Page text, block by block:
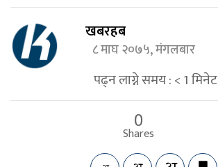
खबरहब
८ माघ २०७५, मंगलबार
पढ्न लाग्ने समय :< 1मिनेट
0
Shares